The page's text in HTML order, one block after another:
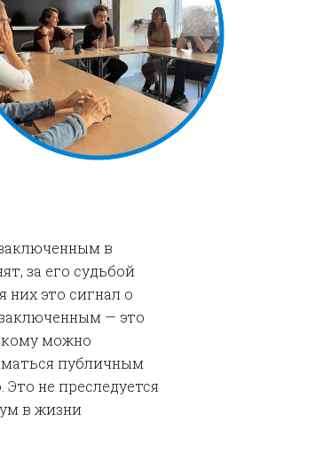
в
за его судьбой
это сигнал о
— это
можно
публичным
не преследуется
в жизни